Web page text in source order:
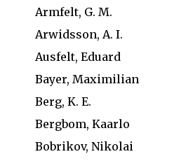
Armfelt, G. M.
Arwidsson, A. I.
Ausfelt, Eduard
Bayer, Maximilian
Berg, K. E.
Bergbom, Kaarlo
Bobrikov, Nikolai